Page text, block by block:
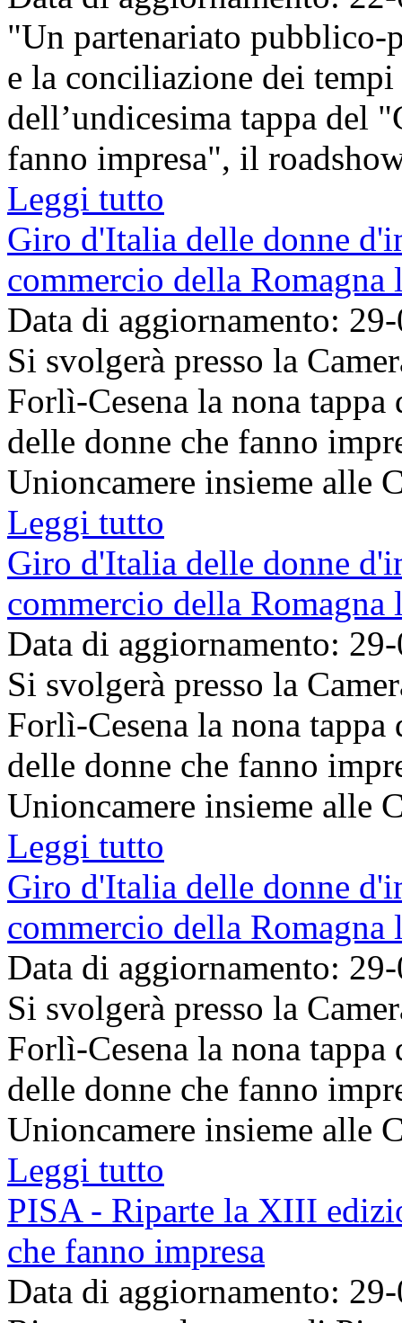
"Un partenariato
e la conciliazione dei
dell’undicesima tappa del
fanno impresa", il
Leggi tutto
Giro d'Italia delle donne
commercio della Romagna
Data di aggiornamento:
Si svolgerà presso la
Forlì-Cesena la nona
delle donne che fanno
Unioncamere insieme alle
Leggi tutto
Giro d'Italia delle donne
commercio della Romagna
Data di aggiornamento:
Si svolgerà presso la
Forlì-Cesena la nona
delle donne che fanno
Unioncamere insieme alle
Leggi tutto
Giro d'Italia delle donne
commercio della Romagna
Data di aggiornamento:
Si svolgerà presso la
Forlì-Cesena la nona
delle donne che fanno
Unioncamere insieme alle
Leggi tutto
PISA - Riparte la XIII
che fanno impresa
Data di aggiornamento: